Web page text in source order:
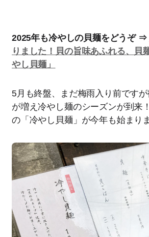
2025年も冷やしの貝麺をどうぞ ⇒
りました！貝の旨味あふれる、貝
やし貝麺」
5月も終盤、まだ梅雨入り前ですが
が増え冷やし麺のシーズンが到
の「冷やし貝麺」が今年も始まり